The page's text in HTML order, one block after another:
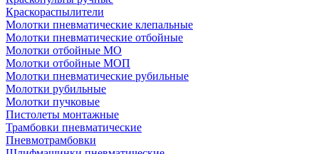
Краскораспылители
Молотки пневматические клепальные
Молотки пневматические отбойные
Молотки отбойные МО
Молотки отбойные МОП
Молотки пневматические рубильные
Молотки рубильные
Молотки пучковые
Пистолеты монтажные
Трамбовки пневматические
Пневмотрамбовки